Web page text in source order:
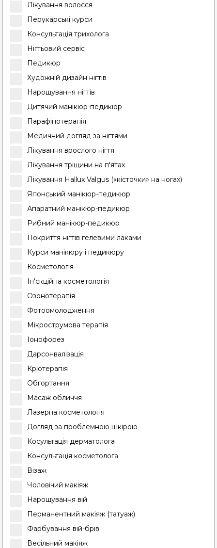
Лікування волосся
Перукарські курси
Консультація трихолога
Нігтьовий сервіс
Педикюр
Художній дизайн нігтів
Нарощування нігтів
Дитячий манікюр-педикюр
Парафінотерапія
Медичний догляд за нігтями
Лікування врослого нігтя
Лікування тріщини на п'ятах
Лікування Hallux Valgus («кісточки» на ногах)
Японський манікюр-педикюр
Апаратний манікюр-педикюр
Рибний манікюр-педикюр
Покриття нігтів гелевими лаками
Курси манікюру і педикюру
Косметологія
Ін'єкційна косметологія
Озонотерапія
Фотоомолодження
Мікрострумова терапія
Іонофорез
Дарсонвалізація
Кріотерапія
Обгортання
Масаж обличчя
Лазерна косметологія
Догляд за проблемною шкірою
Косультація дерматолога
Консультація косметолога
Візаж
Чоловічий макіяж
Нарощування вій
Перманентний макіяж (татуаж)
Фарбування вій-брів
Весільний макіяж